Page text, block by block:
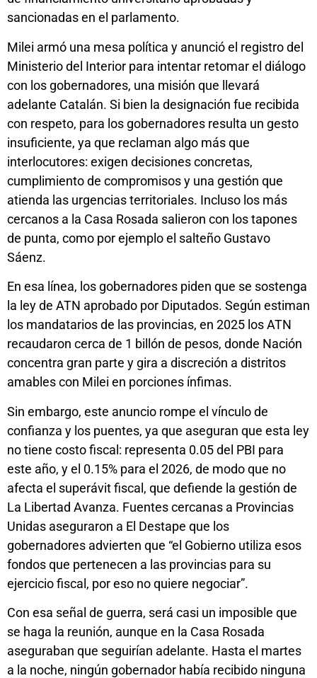
sancionadas en el parlamento.
Milei armó una mesa política y anunció el registro del
Ministerio del Interior para intentar retomar el diálogo
con los gobernadores, una misión que llevará
adelante Catalán. Si bien la designación fue recibida
con respeto, para los gobernadores resulta un gesto
insuficiente, ya que reclaman algo más que
interlocutores: exigen decisiones concretas,
cumplimiento de compromisos y una gestión que
atienda las urgencias territoriales. Incluso los más
cercanos a la Casa Rosada salieron con los tapones
de punta, como por ejemplo el salteño Gustavo
Sáenz.
En esa línea, los gobernadores piden que se sostenga
la ley de ATN aprobado por Diputados. Según estiman
los mandatarios de las provincias, en 2025 los ATN
recaudaron cerca de 1 billón de pesos, donde Nación
concentra gran parte y gira a discreción a distritos
amables con Milei en porciones ínfimas.
Sin embargo, este anuncio rompe el vínculo de
confianza y los puentes, ya que aseguran que esta ley
no tiene costo fiscal: representa 0.05 del PBI para
este año, y el 0.15% para el 2026, de modo que no
afecta el superávit fiscal, que defiende la gestión de
La Libertad Avanza. Fuentes cercanas a Provincias
Unidas aseguraron a El Destape que los
gobernadores advierten que “el Gobierno utiliza esos
fondos que pertenecen a las provincias para su
ejercicio fiscal, por eso no quiere negociar”.
Con esa señal de guerra, será casi un imposible que
se haga la reunión, aunque en la Casa Rosada
aseguraban que seguirían adelante. Hasta el martes
a la noche, ningún gobernador había recibido ninguna